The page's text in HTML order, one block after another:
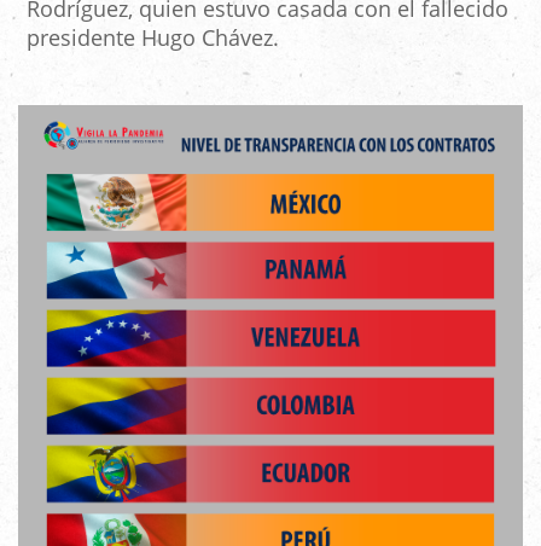
Rodríguez, quien estuvo casada con el fallecido
presidente Hugo Chávez.